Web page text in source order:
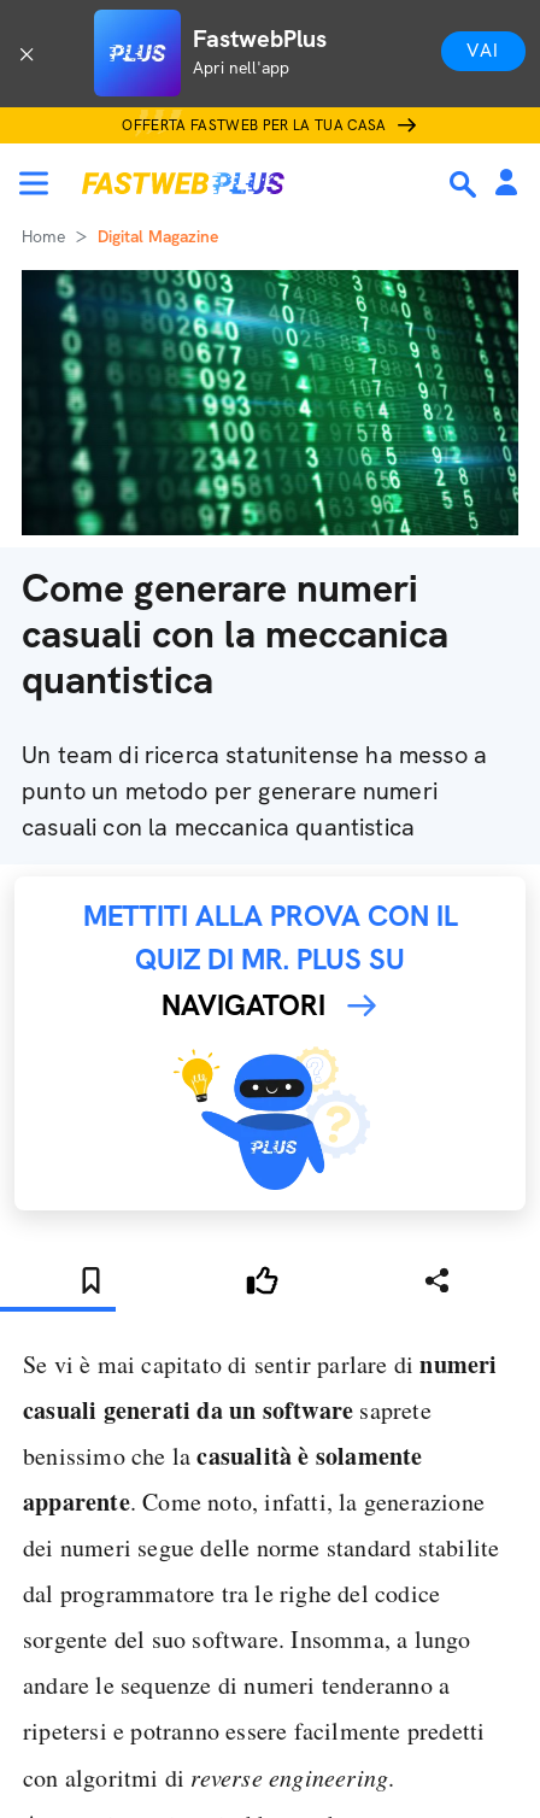
FastwebPlus
Apri nell'app
VAI
OFFERTA FASTWEB PER LA TUA CASA
Home Digital Magazine
Come generare numeri
casuali con la meccanica
quantistica
Un team di ricerca statunitense ha messo a
punto un metodo per generare numeri
casuali con la meccanica quantistica
METTITI ALLA PROVA CON IL
QUIZ DI MR. PLUS SU
NAVIGATORI
Se vi è mai capitato di sentir parlare dinumeri
casuali generati da un software saprete
benissimo che lacasualità è solamente
apparente. Come noto, infatti, la generazione
dei numeri segue delle norme standard stabilite
dal programmatore tra le righe del codice
sorgente del suo software. Insomma, a lungo
andare le sequenze di numeri tenderanno a
ripetersi e potranno essere facilmente predetti
con algoritmi di reverse engineering.